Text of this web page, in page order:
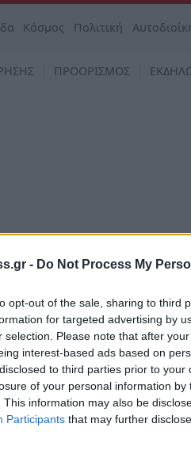
- Do Not Process My
opt-out of the sale, sharing to third
for targeted advertising by
selection. Please note that after
interest-based ads based on
to third parties prior to
of your personal information by
This information may also be
Participants that may further
Κόσμος Πολιτική
ΠΡΟΟΡΙΣΜΟΣ
καθηγητής
ότι… διορίστηκε στη
ο γενικός γραμματέας του
2025 12:25